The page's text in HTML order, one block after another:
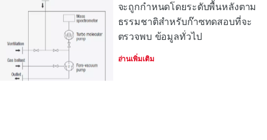
จะถูกกําหนดโดยระดับพื้นหลังตาม
ธรรมชาติสําหรับก๊าซทดสอบที่จะ
ตรวจพบ ข้อมูลทั่วไป
อ่านเพิ่มเติม